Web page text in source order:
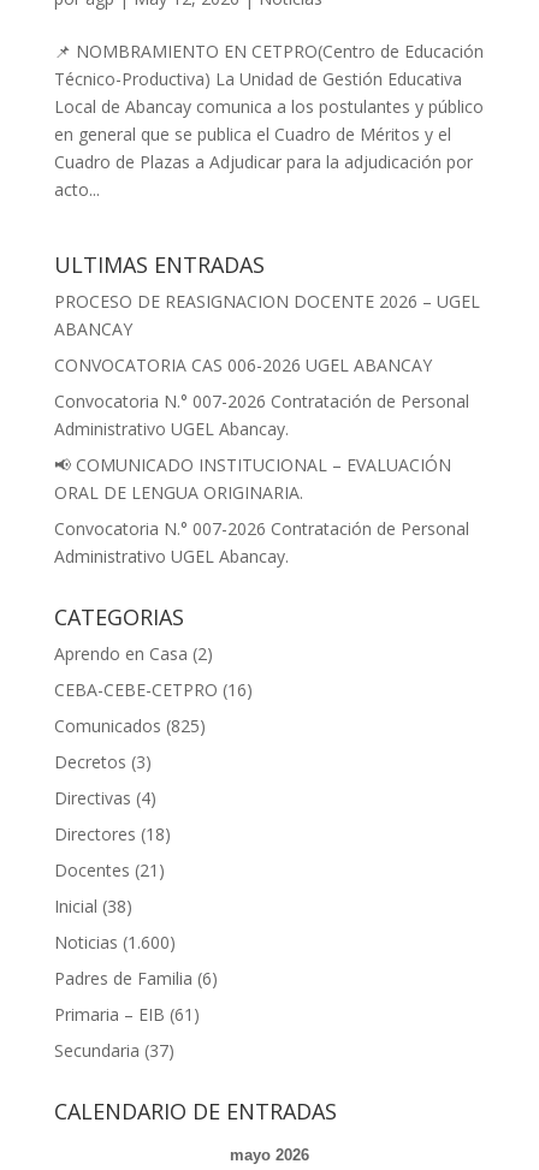
📌 NOMBRAMIENTO EN CETPRO(Centro de Educación
Técnico-Productiva) La Unidad de Gestión Educativa
Local de Abancay comunica a los postulantes y público
en general que se publica el Cuadro de Méritos y el
Cuadro de Plazas a Adjudicar para la adjudicación por
acto...
ULTIMAS ENTRADAS
PROCESO DE REASIGNACION DOCENTE 2026 – UGEL
ABANCAY
CONVOCATORIA CAS 006-2026 UGEL ABANCAY
Convocatoria N.° 007-2026 Contratación de Personal
Administrativo UGEL Abancay.
📢 COMUNICADO INSTITUCIONAL – EVALUACIÓN
ORAL DE LENGUA ORIGINARIA.
Convocatoria N.° 007-2026 Contratación de Personal
Administrativo UGEL Abancay.
CATEGORIAS
Aprendo en Casa (2)
CEBA-CEBE-CETPRO (16)
Comunicados (825)
Decretos (3)
Directivas (4)
Directores (18)
Docentes (21)
Inicial (38)
Noticias (1.600)
Padres de Familia (6)
Primaria – EIB (61)
Secundaria (37)
CALENDARIO DE ENTRADAS
mayo 2026